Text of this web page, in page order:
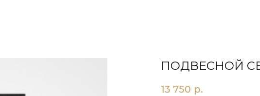
ПОДВЕСНОЙ
13 750 р.